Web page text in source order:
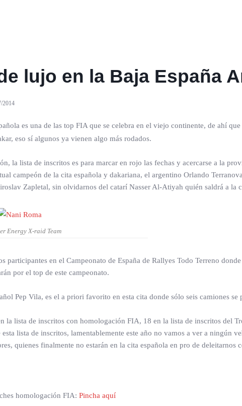
lujo en la Baja España
2014
es una de las top FIA que se celebra en el viejo continente, de ahí
eso sí algunos ya vienen algo más rodados.
la lista de inscritos es para marcar en rojo las fechas y acercarse a la
campeón de la cita española y dakariana, el argentino Orlando
Zapletal, sin olvidarnos del catarí Nasser Al-Atiyah quién saldrá a la
Energy X-raid Team
participantes en el Campeonato de España de Rallyes Todo Terreno
por el top de este campeonato.
Pep Vila, es el a priori favorito en esta cita donde sólo seis camiones se
la lista de inscritos con homologación FIA, 18 en la lista de inscritos del
esta lista de inscritos, lamentablemente este año no vamos a ver a
quienes finalmente no estarán en la cita española en pro de
homologación FIA: Pincha aquí